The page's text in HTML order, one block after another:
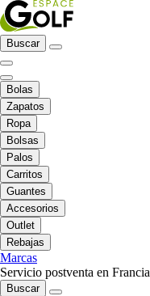
Buscar
Bolas
Zapatos
Ropa
Bolsas
Palos
Carritos
Guantes
Accesorios
Outlet
Rebajas
Marcas
Servicio postventa en Francia
Buscar